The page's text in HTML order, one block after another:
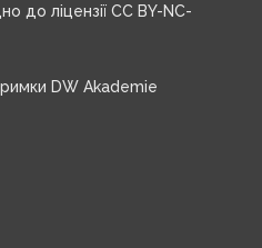
до ліцензії CC BY-NC-
DW Akademie